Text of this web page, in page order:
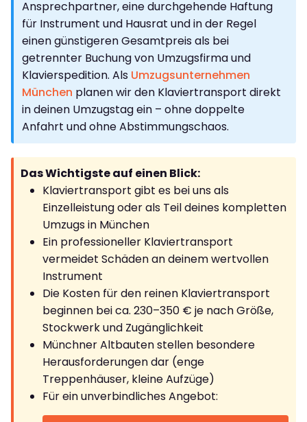
Ansprechpartner, eine durchgehende Haftung
für Instrument und Hausrat und in der Regel
einen günstigeren Gesamtpreis als bei
getrennter Buchung von Umzugsfirma und
Klavierspedition. Als Umzugsunternehmen
München planen wir den Klaviertransport direkt
in deinen Umzugstag ein – ohne doppelte
Anfahrt und ohne Abstimmungschaos.
Das Wichtigste auf einen Blick:
Klaviertransport gibt es bei uns als
Einzelleistung oder als Teil deines kompletten
Umzugs in München
Ein professioneller Klaviertransport
vermeidet Schäden an deinem wertvollen
Instrument
Die Kosten für den reinen Klaviertransport
beginnen bei ca. 230–350 € je nach Größe,
Stockwerk und Zugänglichkeit
Münchner Altbauten stellen besondere
Herausforderungen dar (enge
Treppenhäuser, kleine Aufzüge)
Für ein unverbindliches Angebot: